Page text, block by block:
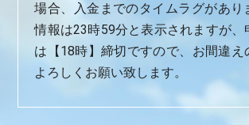
場合、入金までのタイムラグがあり
情報は23時59分と表示されますが、
は【18時】締切ですので、お間違え
よろしくお願い致します。